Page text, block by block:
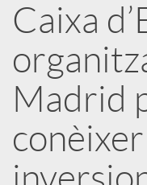
b
l
i
Caixa
Madrid